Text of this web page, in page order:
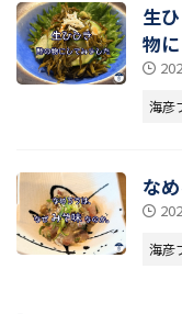
生
物
海彦
な
海彦